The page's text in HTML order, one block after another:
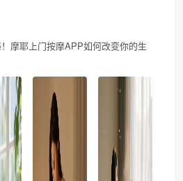
摩耶上门按摩APP如何改变你的生